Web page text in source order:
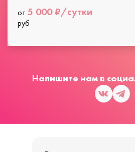
от 5 000 ₽/сутки
руб
Напишите нам в